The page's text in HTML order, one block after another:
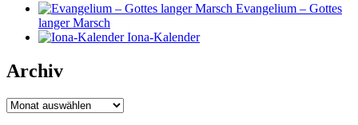
Evangelium – Gottes
langer Marsch
Iona-Kalender
Archiv
Archiv